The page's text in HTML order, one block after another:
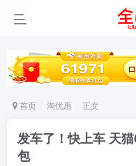
首页 淘优惠 正文
发车了！快上车 天
包